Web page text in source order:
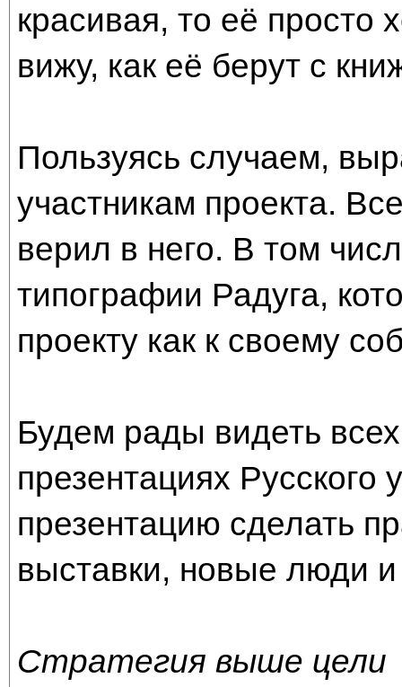
красивая, то её просто
вижу, как её берут с
Пользуясь случаем,
участникам проекта.
верил в него. В том
типографии Радуга,
проекту как к своему
Будем рады видеть
презентациях
презентацию сделать
выставки, новые люди
Стратегия выше цели